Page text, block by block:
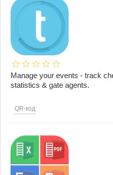
Manage your events - track
statistics & gate agents.
QR-код